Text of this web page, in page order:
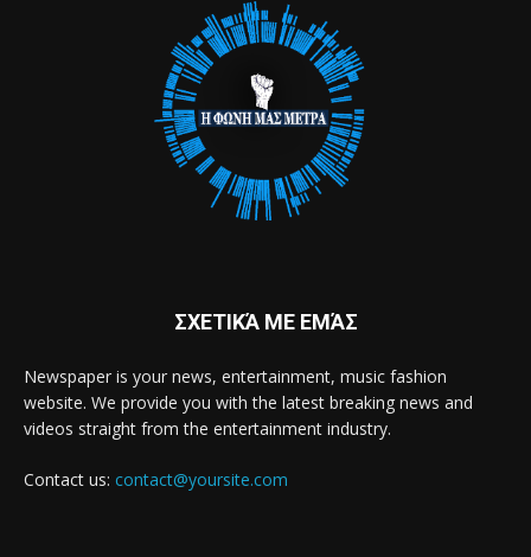
ΣΧΕΤΙΚΆ ΜΕ ΕΜΆΣ
Newspaper is your news, entertainment, music fashion
website. We provide you with the latest breaking news and
videos straight from the entertainment industry.
Contact us: contact@yoursite.com